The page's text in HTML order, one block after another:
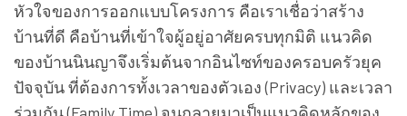
หัวใจของการออกแบบโครงการ คือเราเชื่อว่าสร้าง
บ้านที่ดี คือบ้านที่เข้าใจผู้อยู่อาศัยครบทุกมิติ แนวคิด
ของบ้านนินญาจึงเริ่มต้นจากอินไซท์ของครอบครัวยุค
ปัจจุบัน ที่ต้องการทั้งเวลาของตัวเอง (Privacy) และเวลา